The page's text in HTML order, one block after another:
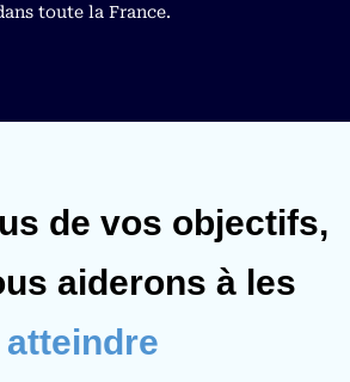
toute la France.
de vos objectifs,
aiderons à les
atteindre